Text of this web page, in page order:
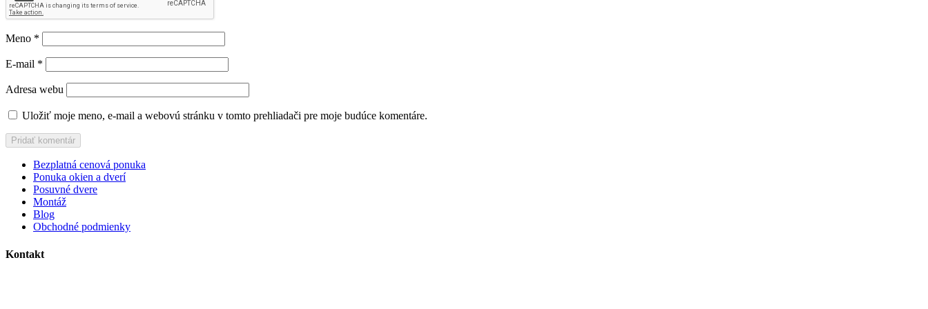
Meno *
E-mail *
Adresa webu
Uložiť moje meno, e-mail a webovú stránku v tomto prehliadači pre moje budúce komentáre.
Bezplatná cenová ponuka
Ponuka okien a dverí
Posuvné dvere
Montáž
Blog
Obchodné podmienky
Kontakt